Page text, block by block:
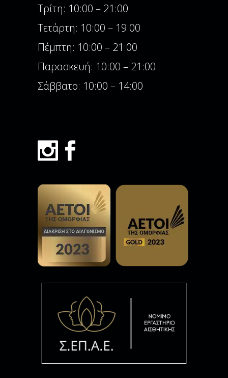
Τρίτη: 10:00 – 21:00
Τετάρτη: 10:00 – 19:00
Πέμπτη: 10:00 – 21:00
Παρασκευή: 10:00 – 21:00
Σάββατο: 10:00 – 14:00